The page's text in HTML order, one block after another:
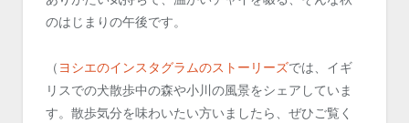
のはじまりの午後です。
（ ヨシエのインスタグラムのストーリーズでは、イギ
リスでの犬散歩中の森や小川の風景をシェアしていま
す。散歩気分を味わいたい方いましたら、ぜひご覧く